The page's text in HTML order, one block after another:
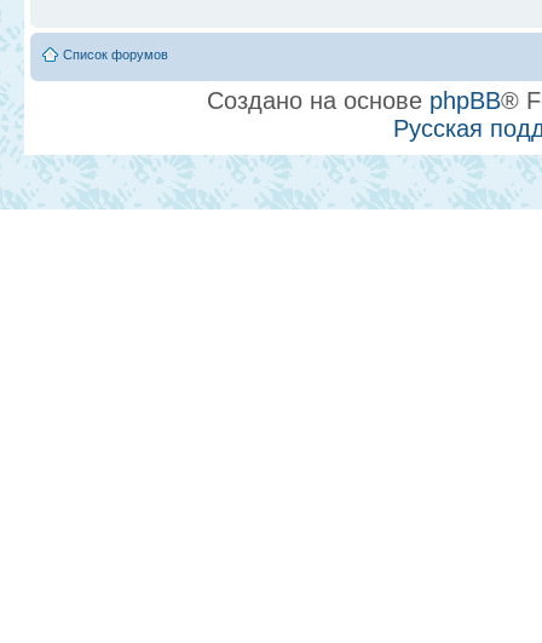
Список форумов
Создано на основе phpBB®
Русская